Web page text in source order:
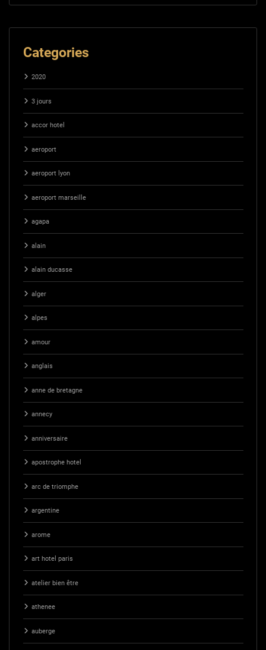
Categories
2020
3 jours
accor hotel
aeroport
aeroport lyon
aeroport marseille
agapa
alain
alain ducasse
alger
alpes
amour
anglais
anne de bretagne
annecy
anniversaire
apostrophe hotel
arc de triomphe
argentine
arome
art hotel paris
atelier bien être
athenee
auberge